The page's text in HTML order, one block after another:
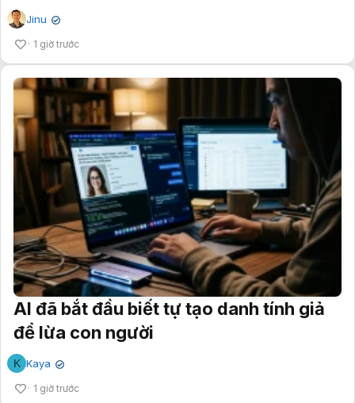
Jinu ✔
1 giờ trước
AI đã bắt đầu biết tự tạo danh tính giả
để lừa con người
K Kaya ✔
1 giờ trước